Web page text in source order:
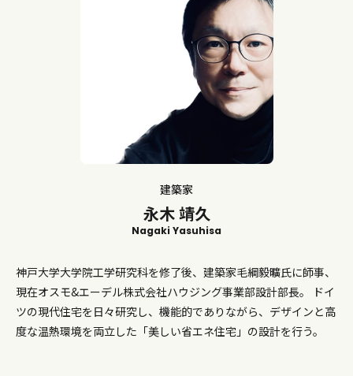
建築家
永木 靖久
Nagaki Yasuhisa
神戸大学大学院工学研究科を修了後、建築家毛綱毅曠氏に師事、
現在オスモ&エーデル株式会社ハウジング事業部設計部長。 ドイ
ツの現代住宅を日々研究し、機能的でありながら、デザインと高
度な温熱環境を両立した「美しい省エネ住宅」の設計を行う。